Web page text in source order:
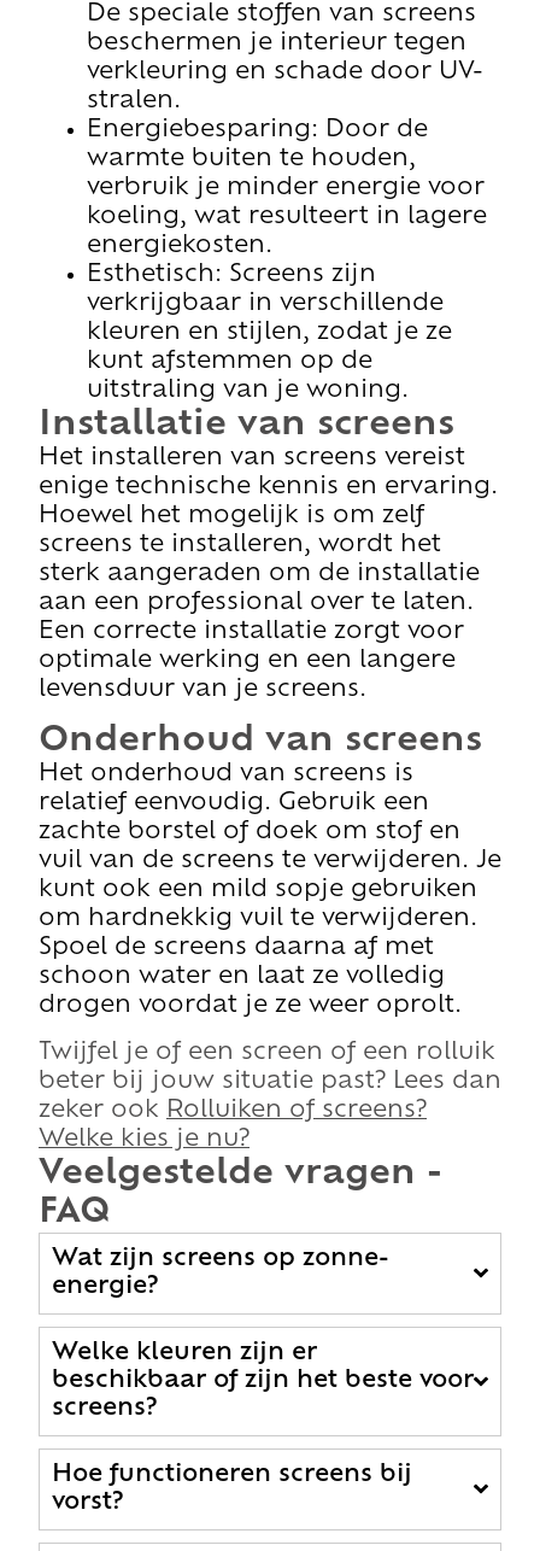
De speciale stoffen van screens
beschermen je interieur tegen
verkleuring en schade door UV-
stralen.
Energiebesparing: Door de
warmte buiten te houden,
verbruik je minder energie voor
koeling, wat resulteert in lagere
energiekosten.
Esthetisch: Screens zijn
verkrijgbaar in verschillende
kleuren en stijlen, zodat je ze
kunt afstemmen op de
uitstraling van je woning.
Installatie van screens
Het installeren van screens vereist
enige technische kennis en ervaring.
Hoewel het mogelijk is om zelf
screens te installeren, wordt het
sterk aangeraden om de installatie
aan een professional over te laten.
Een correcte installatie zorgt voor
optimale werking en een langere
levensduur van je screens.
Onderhoud van screens
Het onderhoud van screens is
relatief eenvoudig. Gebruik een
zachte borstel of doek om stof en
vuil van de screens te verwijderen. Je
kunt ook een mild sopje gebruiken
om hardnekkig vuil te verwijderen.
Spoel de screens daarna af met
schoon water en laat ze volledig
drogen voordat je ze weer oprolt.
Twijfel je of een screen of een rolluik
beter bij jouw situatie past? Lees dan
zeker ook Rolluiken of screens?
Welke kies je nu?
Veelgestelde vragen -
FAQ
Wat zijn screens op zonne-
energie?
Welke kleuren zijn er
beschikbaar of zijn het beste voor
screens?
Hoe functioneren screens bij
vorst?